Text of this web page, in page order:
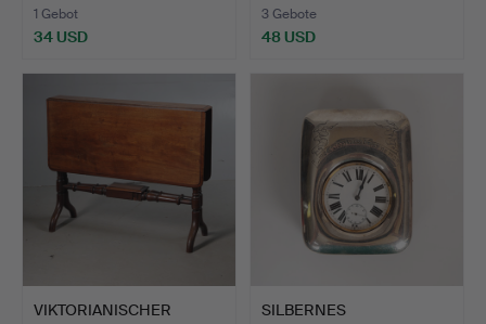
1 Gebot
34 USD
3 Gebote
48 USD
VIKTORIANISCHER
SILBERNES